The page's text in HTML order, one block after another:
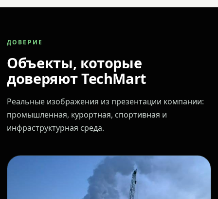
ДОВЕРИЕ
Объекты, которые
доверяют TechMart
Реальные изображения из презентации компании:
промышленная, курортная, спортивная и
инфраструктурная среда.